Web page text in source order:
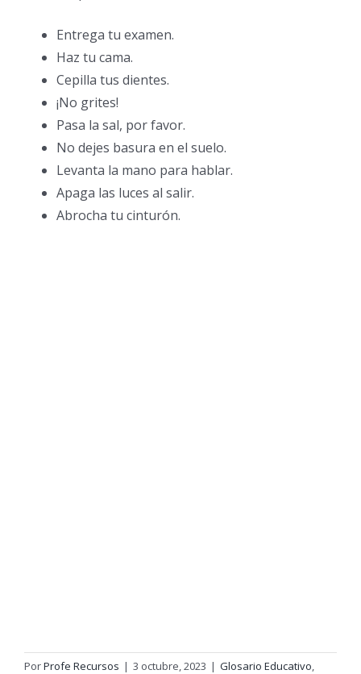
Entrega tu examen.
Haz tu cama.
Cepilla tus dientes.
¡No grites!
Pasa la sal, por favor.
No dejes basura en el suelo.
Levanta la mano para hablar.
Apaga las luces al salir.
Abrocha tu cinturón.
PorProfe Recursos | 3 octubre, 2023 | Glosario Educativo,